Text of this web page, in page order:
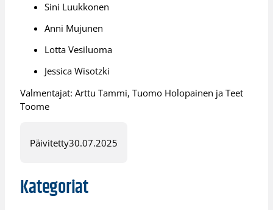
Sini Luukkonen
Anni Mujunen
Lotta Vesiluoma
Jessica Wisotzki
Valmentajat: Arttu Tammi, Tuomo Holopainen ja Teet
Toome
Päivitetty30.07.2025
Kategoriat